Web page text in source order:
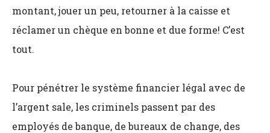
montant, jouer un peu, retourner à la caisse et
réclamer un chèque en bonne et due forme! C’est
tout.
Pour pénétrer le système financier légal avec de
l’argent sale, les criminels passent par des
employés de banque, de bureaux de change, des